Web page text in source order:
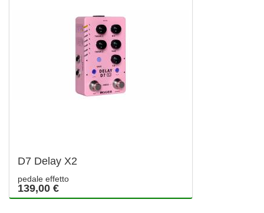
D7 Delay X2
pedale effetto
139,00 €